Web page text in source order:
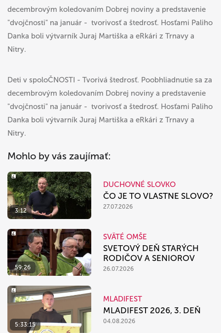
decembrovým koledovaním Dobrej noviny a predstavenie
"dvojčnosti" na január - tvorivosť a štedrosť. Hosťami Paliho
Danka boli výtvarník Juraj Martiška a eRkári z Trnavy a
Nitry.
Deti v spoloČNOSTI - Tvorivá štedrosť. Poobhliadnutie sa za
decembrovým koledovaním Dobrej noviny a predstavenie
"dvojčnosti" na január - tvorivosť a štedrosť. Hosťami Paliho
Danka boli výtvarník Juraj Martiška a eRkári z Trnavy a
Nitry.
Mohlo by vás zaujímať:
3:12
DUCHOVNÉ SLOVKO
ČO JE TO VLASTNE SLOVO?
27.07.2026
59:26
SVÄTÉ OMŠE
SVETOVÝ DEŇ STARÝCH
RODIČOV A SENIOROV
26.07.2026
5:33:15
MLADIFEST
MLADIFEST 2026, 3. DEŇ
04.08.2026